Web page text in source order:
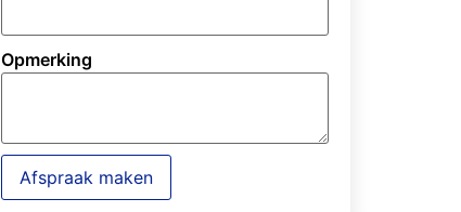
Opmerking
Afspraak maken